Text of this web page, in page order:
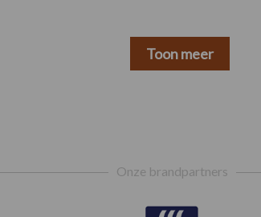
Toon meer
Onze brandpartners